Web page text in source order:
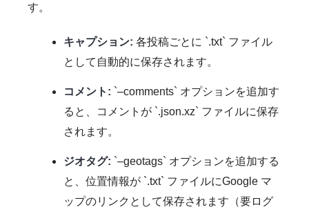
す。
キャプション: 各投稿ごとに `.txt` ファイル
として自動的に保存されます。
コメント: `–comments` オプションを追加す
ると、コメントが `.json.xz` ファイルに保存
されます。
ジオタグ: `–geotags` オプションを追加する
と、位置情報が `.txt` ファイルにGoogle マ
ップのリンクとして保存されます（要ログ